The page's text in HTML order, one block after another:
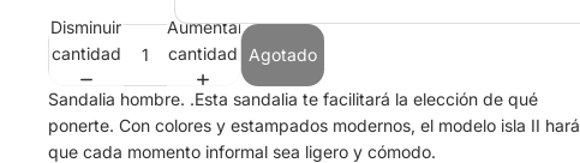
Disminuir
cantidad
Aumentar
cantidad
Agotado
Sandalia hombre. .Esta sandalia te facilitará la elección de qué
ponerte. Con colores y estampados modernos, el modelo isla II hará
que cada momento informal sea ligero y cómodo.